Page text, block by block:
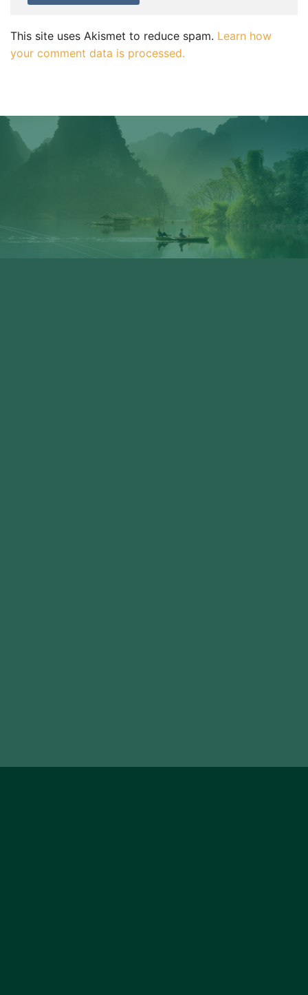
This site uses Akismet to reduce spam. Learn how
your comment data is processed.